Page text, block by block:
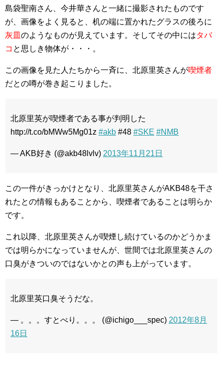
島袋聖南さん、今井華さんと一緒に撮影されたものです
が、画像をよく見ると、机の端に置かれたグラスの後ろに
灰皿 のようなものが見えています。そしてその中にはタバ
コ と思しき物体が・・・。
この画像を見た人たちから一斉に、北原里英さんが喫煙者
だとの噂が巻き起こりました。
北原里英が喫煙者である事が判明した
http://t.co/bMWw5Mg01z #akb #48 #SKE #NMB
— AKB好き (@akb48lvlv) 2013年11月21日
この一件がきっかけとなり、北原里英さんがAKB48を干さ
れたとの情報もあることから、喫煙者であることは明らか
です。
これ以降、北原里英さんが喫煙し続けているのかどうかま
では明らかになっていませんが、世間では北原里英さんの
口臭がきついのではないかとの声も上がっています。
北原里英口臭そうだな。
— 。。。すとべり。。。 (@ichigo___spec) 2012年8月
16日